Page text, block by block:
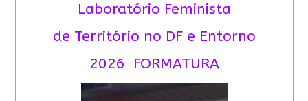
Laboratório Feminista
de Território no DF e Entorno
2026 FORMATURA